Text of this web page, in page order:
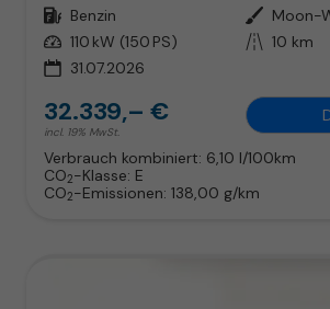
Kraftstoff Benzin Außenfarbe Moon-
Leistung 110 kW (150 PS) Kilometerstand 10 km
31.07.2026
32.339,– €
incl. 19% MwSt.
Verbrauch kombiniert: 6,10 l/100km
CO2-Klasse: E
CO2-Emissionen: 138,00 g/km